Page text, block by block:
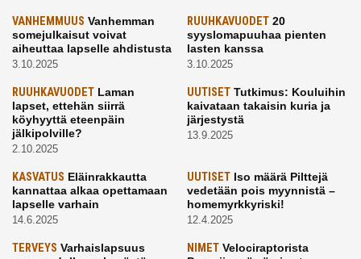
VANHEMMUUS Vanhemman
somejulkaisut voivat
aiheuttaa lapselle ahdistusta
3.10.2025
RUUHKAVUODET20
syyslomapuuhaa pienten
lasten kanssa
3.10.2025
RUUHKAVUODET Laman
lapset, ettehän siirrä
köyhyyttä eteenpäin
jälkipolville?
2.10.2025
UUTISETTutkimus: Kouluihin
kaivataan takaisin kuria ja
järjestystä
13.9.2025
KASVATUS Eläinrakkautta
kannattaa alkaa opettamaan
lapselle varhain
14.6.2025
UUTISETIso määrä Pilttejä
vedetään pois myynnistä –
homemyrkkyriski!
12.4.2025
TERVEYS Varhaislapsuus
NIMETVelociraptorista